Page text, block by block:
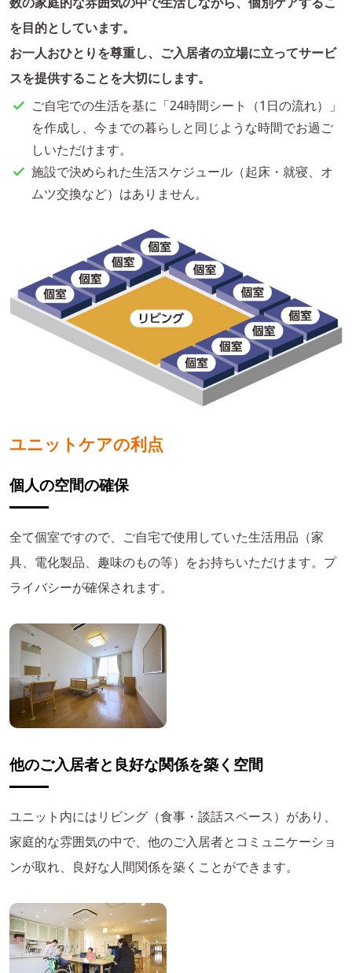
を目的としています。
お一人おひとりを尊重し、ご入居者の立場に立ってサービ
スを提供することを大切にします。
ご自宅での生活を基に「24時間シート（1日の流れ）」
を作成し、今までの暮らしと同じような時間でお過ご
しいただけます。
施設で決められた生活スケジュール（起床・就寝、オ
ムツ交換など）はありません。
ユニットケアの利点
個人の空間の確保
全て個室ですので、ご自宅で使用していた生活用品（家
具、電化製品、趣味のもの等）をお持ちいただけます。プ
ライバシーが確保されます。
他のご入居者と良好な関係を築く空間
ユニット内にはリビング（食事・談話スペース）があり、
家庭的な雰囲気の中で、他のご入居者とコミュニケーショ
ンが取れ、良好な人間関係を築くことができます。